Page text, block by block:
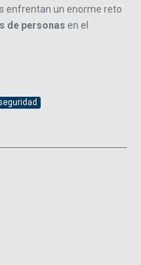
enfrentan un enorme reto
de personas en el